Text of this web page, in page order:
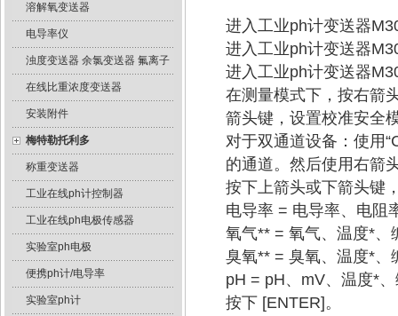
溶解氧变送器
电导率仪
浊度变送器 余氯变送器 氟离子
在线比重浓度变送器
安装附件
梅特勒托利多
称重变送器
工业在线ph计控制器
工业在线ph电极传感器
实验室ph电极
便携ph计/电导率
实验室ph计
进入工业ph计变送器
进入工业ph计变送器
进入工业ph计变送器
在测量模式下，按右箭
箭头键，设置校准安全
对于双通道设备：使用
的通道。然后使用右箭
按下上箭头或下箭头键
电导率 = 电导率、电阻
氧气** = 氧气、温度*、
臭氧** = 臭氧、温度*、
pH = pH、mV、温度*
按下 [ENTER]。